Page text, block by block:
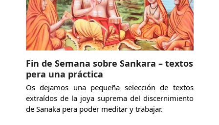
Fin de Semana sobre Sankara – textos
pera una práctica
Os dejamos una pequeña selección de textos
extraídos de la joya suprema del discernimiento
de Sanaka pera poder meditar y trabajar.